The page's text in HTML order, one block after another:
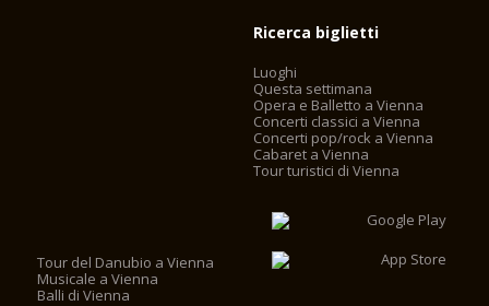
Ricerca biglietti
Luoghi
Questa settimana
Opera e Balletto a Vienna
Concerti classici a Vienna
Concerti pop/rock a Vienna
Cabaret a Vienna
Tour turistici di Vienna
Tour del Danubio a Vienna
Musicale a Vienna
Balli di Vienna